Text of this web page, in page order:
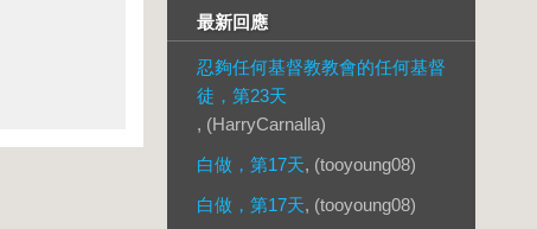
最新回應
忍夠任何基督教教會的任何基督
徒，第23天
, (HarryCarnalla)
白做，第17天, (tooyoung08)
白做，第17天, (tooyoung08)